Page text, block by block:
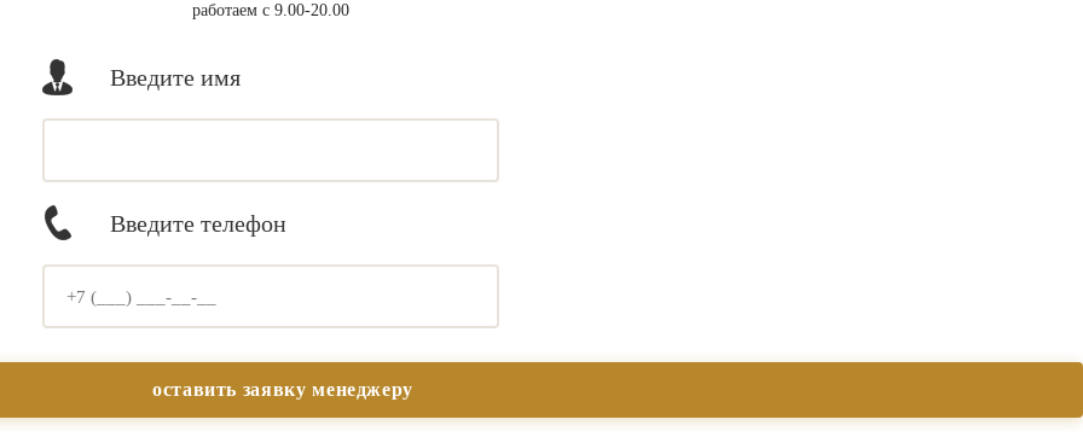
работаем с 9.00-20.00
Введите имя
Введите телефон